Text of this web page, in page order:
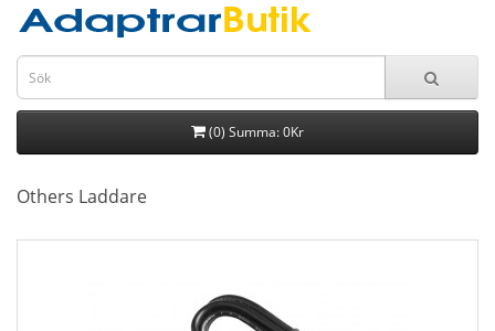
(0) Summa: 0Kr
Others Laddare